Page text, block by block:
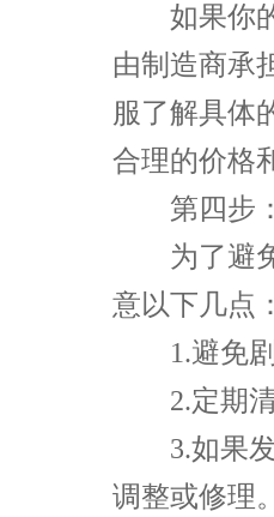
如果你的
由制造商承
服了解具体
合理的价格
第四步：
为了避免
意以下几点：
1.避免剧
2.定期清
3.如果发
调整或修理。